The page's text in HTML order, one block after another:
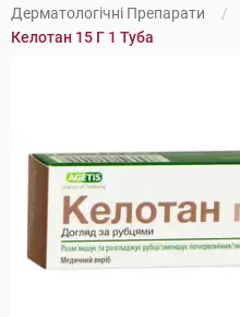
Дерматологічні Препарати
Келотан 15 Г 1 Туба